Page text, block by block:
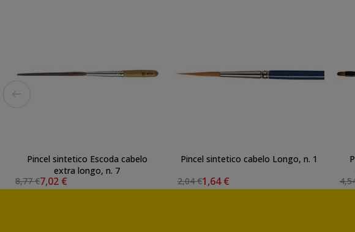
Pincel sintetico Escoda cabelo
extra longo, n. 7
8,77 €7,02 €
Pincel sintetico cabelo Longo, n. 1
2,04 €1,64 €